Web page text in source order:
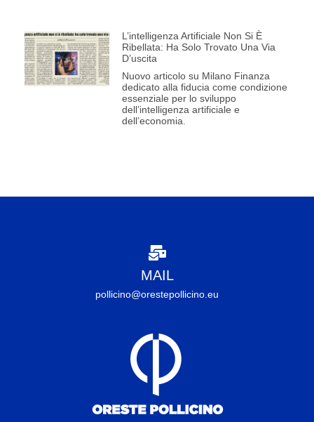
L’intelligenza Artificiale Non Si È
Ribellata: Ha Solo Trovato Una Via
D’uscita
Nuovo articolo su Milano Finanza
dedicato alla fiducia come condizione
essenziale per lo sviluppo
dell’intelligenza artificiale e
dell’economia.
MAIL
pollicino@orestepollicino.eu